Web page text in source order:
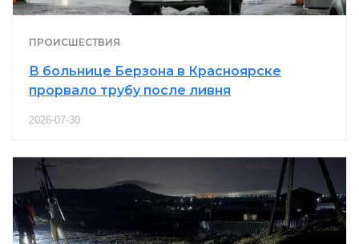
ПРОИСШЕСТВИЯ
В больнице Берзона в Красноярске
прорвало трубу после ливня
2026-07-30